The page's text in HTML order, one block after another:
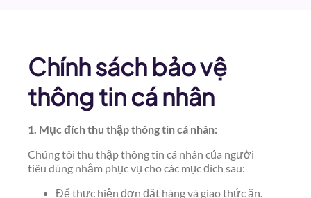
Chính sách bảo vệ
thông tin cá nhân
1. Mục đích thu thập thông tin cá nhân:
Chúng tôi thu thập thông tin cá nhân của người
tiêu dùng nhằm phục vụ cho các mục đích sau:
Để thực hiện đơn đặt hàng và giao thức ăn.